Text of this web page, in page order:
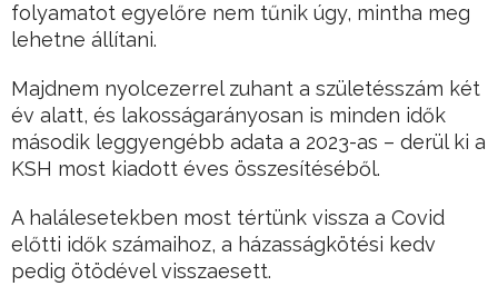
folyamatot egyelőre nem tűnik úgy, mintha meg
lehetne állítani.
Majdnem nyolcezerrel zuhant a születésszám két
év alatt, és lakosságarányosan is minden idők
második leggyengébb adata a 2023-as – derül ki a
KSH most kiadott éves összesítéséből.
A halálesetekben most tértünk vissza a Covid
előtti idők számaihoz, a házasságkötési kedv
pedig ötödével visszaesett.